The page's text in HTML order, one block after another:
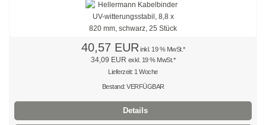
Kabelsammelhalter
40,57 EUR inkl. 19 % MwSt.*
34,09 EUR exkl. 19 % MwSt.*
Lieferzeit: 1 Woche
Bestand: VERFÜGBAR
Details